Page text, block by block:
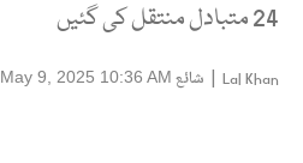
24 متبادل منتقل کی گئیں
Lal Khan
| شائع May 9, 2025 10:36 AM